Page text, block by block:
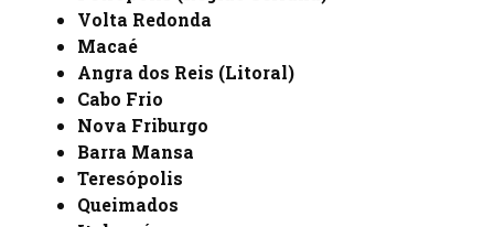
Volta Redonda
Macaé
Angra dos Reis (Litoral)
Cabo Frio
Nova Friburgo
Barra Mansa
Teresópolis
Queimados